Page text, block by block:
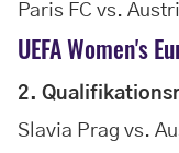
Paris FC vs.
UEFA Women's
2.
Slavia Prag vs.